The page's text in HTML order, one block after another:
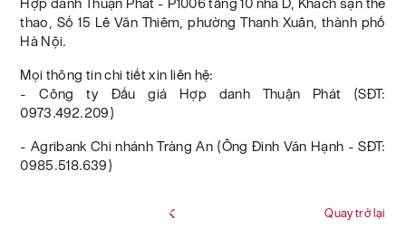
Hợp danh Thuận Phát - P1006 tầng 10 nhà D, Khách sạn thể
thao, Số 15 Lê Văn Thiêm, phường Thanh Xuân, thành phố
Hà Nội.
Mọi thông tin chi tiết xin liên hệ:
- Công ty Đấu giá Hợp danh Thuận Phát (SĐT:
0973.492.209)
- Agribank Chi nhánh Tràng An (Ông Đinh Văn Hạnh - SĐT:
0985.518.639)
Quay trở lại